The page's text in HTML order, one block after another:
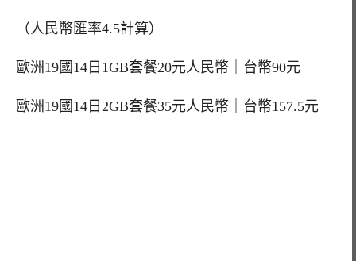
（人民幣匯率4.5計算）
歐洲19國14日1GB套餐20元人民幣｜台幣90元
歐洲19國14日2GB套餐35元人民幣｜台幣157.5元